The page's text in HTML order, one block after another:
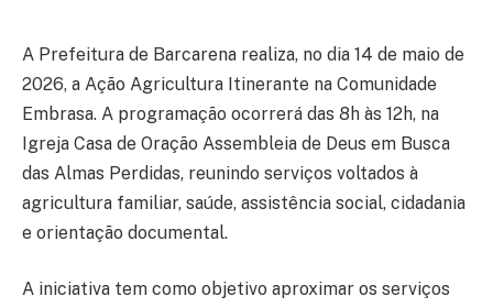
A Prefeitura de Barcarena realiza, no dia 14 de maio de
2026, a Ação Agricultura Itinerante na Comunidade
Embrasa. A programação ocorrerá das 8h às 12h, na
Igreja Casa de Oração Assembleia de Deus em Busca
das Almas Perdidas, reunindo serviços voltados à
agricultura familiar, saúde, assistência social, cidadania
e orientação documental.
A iniciativa tem como objetivo aproximar os serviços